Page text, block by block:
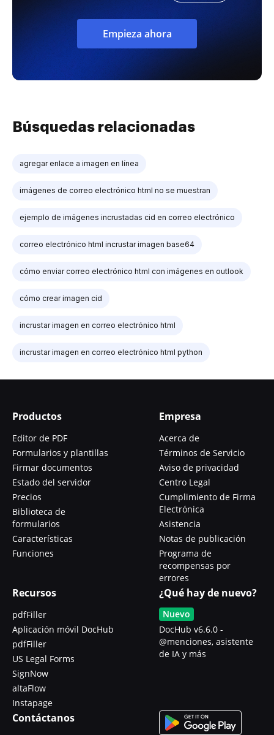
Empieza ahora
Búsquedas relacionadas
agregar enlace a imagen en línea
imágenes de correo electrónico html no se muestran
ejemplo de imágenes incrustadas cid en correo electrónico
correo electrónico html incrustar imagen base64
cómo enviar correo electrónico html con imágenes en outlook
cómo crear imagen cid
incrustar imagen en correo electrónico html
incrustar imagen en correo electrónico html python
Productos
Editor de PDF
Formularios y plantillas
Firmar documentos
Estado del servidor
Precios
Biblioteca de
formularios
Características
Funciones
Empresa
Acerca de
Términos de Servicio
Aviso de privacidad
Centro Legal
Cumplimiento de Firma
Electrónica
Asistencia
Notas de publicación
Programa de
recompensas por
errores
Recursos
pdfFiller
Aplicación móvil DocHub
pdfFiller
US Legal Forms
SignNow
altaFlow
Instapage
¿Qué hay de nuevo?
Nuevo
DocHub v6.6.0 -
@menciones, asistente
de IA y más
Contáctanos